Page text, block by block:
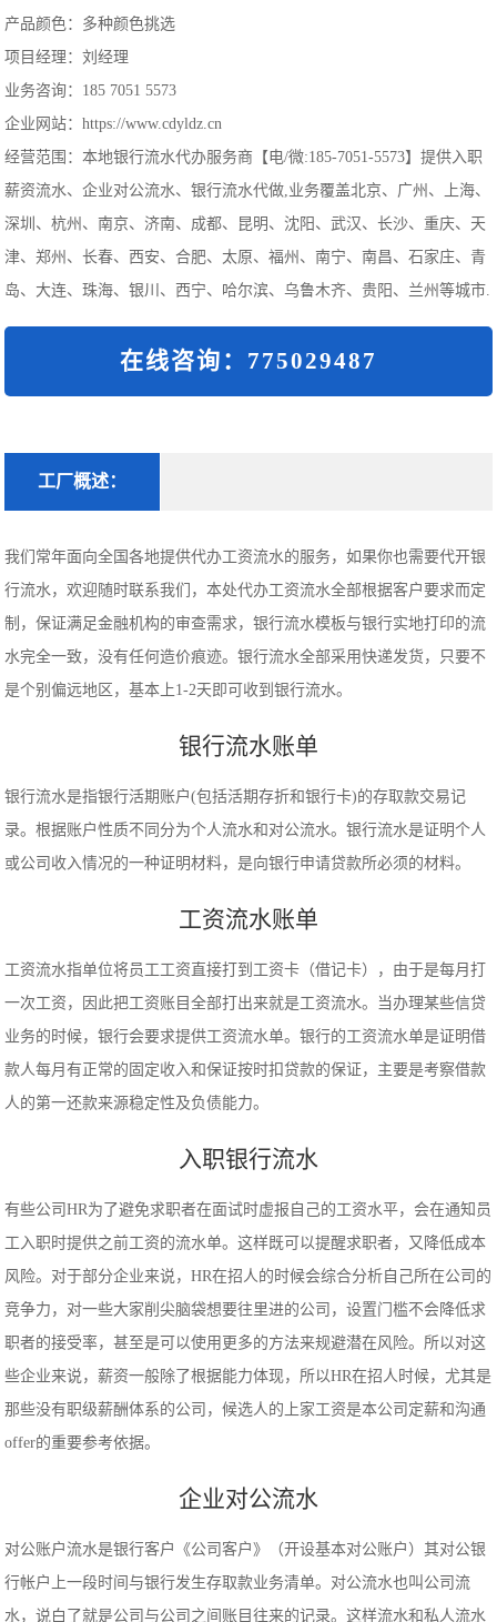
产品颜色：多种颜色挑选
项目经理：刘经理
业务咨询：185 7051 5573
企业网站：https://www.cdyldz.cn
经营范围：本地银行流水代办服务商【电/微:185-7051-5573】提供入职
薪资流水、企业对公流水、银行流水代做,业务覆盖北京、广州、上海、
深圳、杭州、南京、济南、成都、昆明、沈阳、武汉、长沙、重庆、天
津、郑州、长春、西安、合肥、太原、福州、南宁、南昌、石家庄、青
岛、大连、珠海、银川、西宁、哈尔滨、乌鲁木齐、贵阳、兰州等城市.
在线咨询：775029487
工厂概述：
我们常年面向全国各地提供代办工资流水的服务，如果你也需要代开银
行流水，欢迎随时联系我们，本处代办工资流水全部根据客户要求而定
制，保证满足金融机构的审查需求，银行流水模板与银行实地打印的流
水完全一致，没有任何造价痕迹。银行流水全部采用快递发货，只要不
是个别偏远地区，基本上1-2天即可收到银行流水。
银行流水账单
银行流水是指银行活期账户(包括活期存折和银行卡)的存取款交易记
录。根据账户性质不同分为个人流水和对公流水。银行流水是证明个人
或公司收入情况的一种证明材料，是向银行申请贷款所必须的材料。
工资流水账单
工资流水指单位将员工工资直接打到工资卡（借记卡），由于是每月打
一次工资，因此把工资账目全部打出来就是工资流水。当办理某些信贷
业务的时候，银行会要求提供工资流水单。银行的工资流水单是证明借
款人每月有正常的固定收入和保证按时扣贷款的保证，主要是考察借款
人的第一还款来源稳定性及负债能力。
入职银行流水
有些公司HR为了避免求职者在面试时虚报自己的工资水平，会在通知员
工入职时提供之前工资的流水单。这样既可以提醒求职者，又降低成本
风险。对于部分企业来说，HR在招人的时候会综合分析自己所在公司的
竞争力，对一些大家削尖脑袋想要往里进的公司，设置门槛不会降低求
职者的接受率，甚至是可以使用更多的方法来规避潜在风险。所以对这
些企业来说，薪资一般除了根据能力体现，所以HR在招人时候，尤其是
那些没有职级薪酬体系的公司，候选人的上家工资是本公司定薪和沟通
offer的重要参考依据。
企业对公流水
对公账户流水是银行客户《公司客户》（开设基本对公账户）其对公银
行帐户上一段时间与银行发生存取款业务清单。对公流水也叫公司流
水，说白了就是公司与公司之间账目往来的记录。这样流水和私人流水